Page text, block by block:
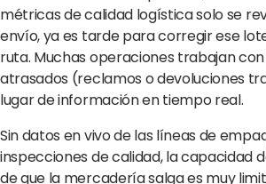
métricas de calidad logística solo se
envío, ya es tarde para corregir ese
ruta. Muchas operaciones trabajan
atrasados (reclamos o devoluciones
lugar de información en tiempo real.
Sin datos en vivo de las líneas de
inspecciones de calidad, la capacidad
de que la mercadería salga es muy